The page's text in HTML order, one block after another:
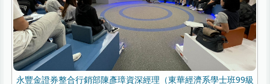
永豐金證券整合行銷部陳彥璋資深經理（東華經濟系學士班99級